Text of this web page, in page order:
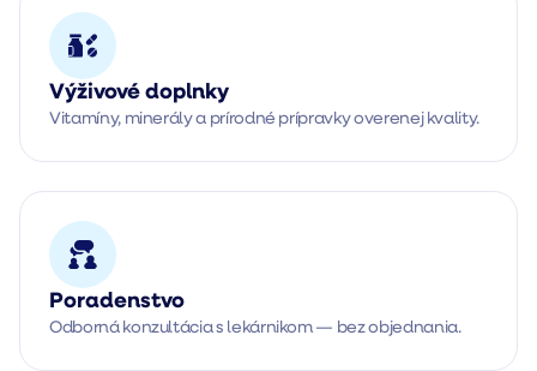
Výživové doplnky
Vitamíny, minerály a prírodné prípravky overenej kvality.
Poradenstvo
Odborná konzultácia s lekárnikom — bez objednania.